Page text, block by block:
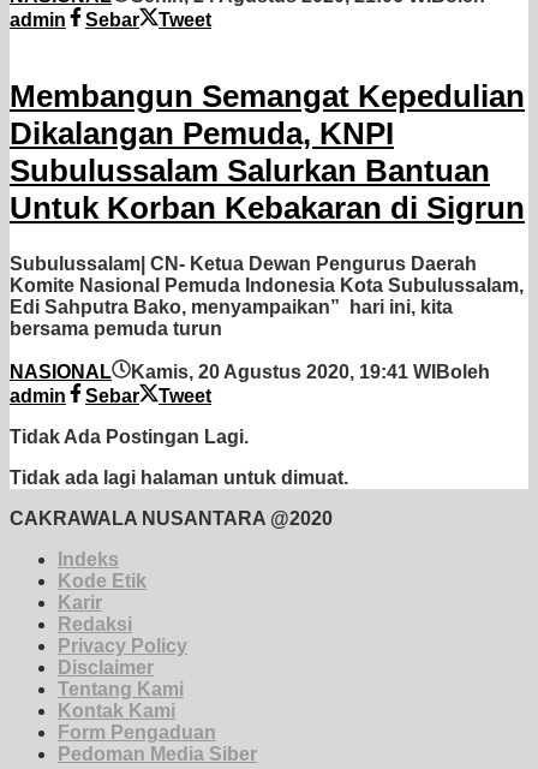
admin
Sebar Tweet
Membangun Semangat Kepedulian
Dikalangan Pemuda, KNPI
Subulussalam Salurkan Bantuan
Untuk Korban Kebakaran di Sigrun
Subulussalam| CN- Ketua Dewan Pengurus Daerah
Komite Nasional Pemuda Indonesia Kota Subulussalam,
Edi Sahputra Bako, menyampaikan” hari ini, kita
bersama pemuda turun
NASIONAL Kamis, 20 Agustus 2020, 19:41 WIBoleh
admin
Sebar
Tweet
Tidak Ada Postingan Lagi.
Tidak ada lagi halaman untuk dimuat.
CAKRAWALA NUSANTARA @2020
Indeks
Kode Etik
Karir
Redaksi
Privacy Policy
Disclaimer
Tentang Kami
Kontak Kami
Form Pengaduan
Pedoman Media Siber